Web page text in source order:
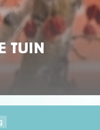
TUIN